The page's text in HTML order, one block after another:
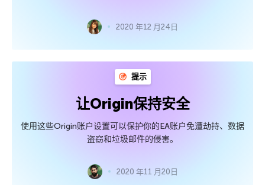
2020 年12 月24日
提示
让Origin保持安全
使用这些Origin账户设置可以保护你的EA账户免遭劫持、数据
盗窃和垃圾邮件的侵害。
2020 年11 月20日